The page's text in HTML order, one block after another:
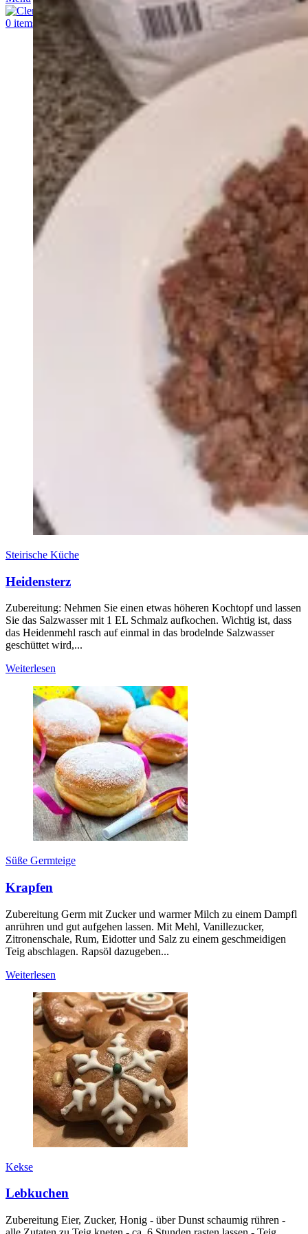
0 items €0,00
Steirische Küche
Heidensterz
Zubereitung: Nehmen Sie einen etwas höheren Kochtopf und lassen
Sie das Salzwasser mit 1 EL Schmalz aufkochen. Wichtig ist, dass
das Heidenmehl rasch auf einmal in das brodelnde Salzwasser
geschüttet wird,...
Weiterlesen
Süße Germteige
Krapfen
Zubereitung Germ mit Zucker und warmer Milch zu einem Dampfl
anrühren und gut aufgehen lassen. Mit Mehl, Vanillezucker,
Zitronenschale, Rum, Eidotter und Salz zu einem geschmeidigen
Teig abschlagen. Rapsöl dazugeben...
Weiterlesen
Kekse
Lebkuchen
Zubereitung Eier, Zucker, Honig - über Dunst schaumig rühren -